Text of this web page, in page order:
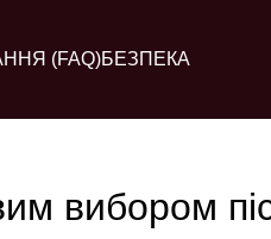
(FAQ)БЕЗПЕКА
вибором